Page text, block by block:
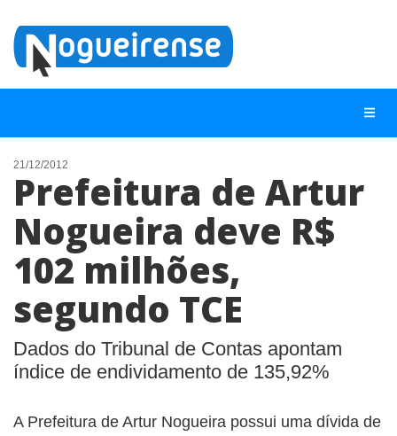
NOTÍCIAS
LISTA DIGITAL
TELEFONES ÚTEIS
CONTATO
ANUNCIE
21/12/2012
Prefeitura de Artur
Nogueira deve R$
102 milhões,
segundo TCE
Dados do Tribunal de Contas apontam
índice de endividamento de 135,92%
A Prefeitura de Artur Nogueira possui uma dívida de